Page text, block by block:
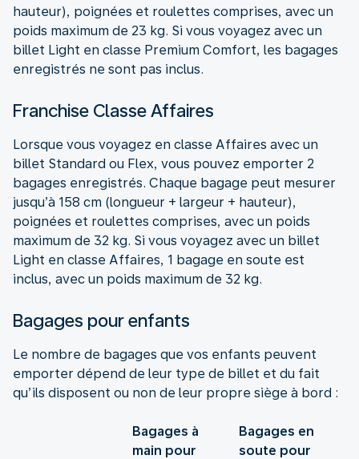
hauteur), poignées et roulettes comprises, avec un
poids maximum de 23 kg. Si vous voyagez avec un
billet Light en classe Premium Comfort, les bagages
enregistrés ne sont pas inclus.
Franchise Classe Affaires
Lorsque vous voyagez en classe Affaires avec un
billet Standard ou Flex, vous pouvez emporter 2
bagages enregistrés. Chaque bagage peut mesurer
jusqu’à 158 cm (longueur + largeur + hauteur),
poignées et roulettes comprises, avec un poids
maximum de 32 kg. Si vous voyagez avec un billet
Light en classe Affaires, 1 bagage en soute est
inclus, avec un poids maximum de 32 kg.
Bagages pour enfants
Le nombre de bagages que vos enfants peuvent
emporter dépend de leur type de billet et du fait
qu’ils disposent ou non de leur propre siège à bord :
Bagages à
main pour
Bagages en
soute pour